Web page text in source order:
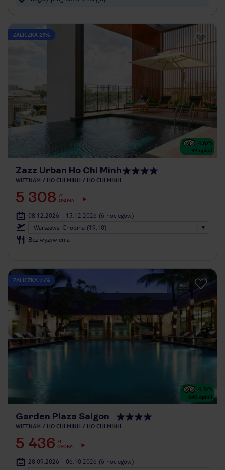
ZALICZKA 25%
4.6/5
39 opinii
Zazz Urban Ho Chi Minh
WIETNAM HO CHI MINH HO CHI MINH
5 308 ZŁ
OSOBA
08.12.2026 - 15.12.2026 (6 noclegów)
Warszawa-Chopina (19:10)
Bez wyżywienia
ZALICZKA 25%
4.3/5
840 opinii
Garden Plaza Saigon
WIETNAM HO CHI MINH HO CHI MINH
5 436 ZŁ
OSOBA
28.09.2026 - 06.10.2026 (6 noclegów)